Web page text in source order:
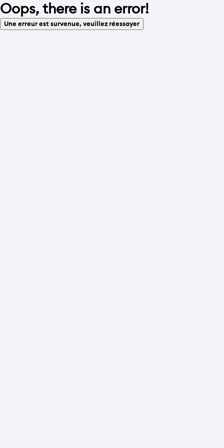
Oops, there is an error!
Une erreur est survenue, veuillez réessayer